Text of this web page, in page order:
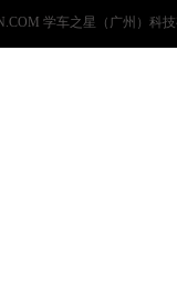
学车之星（广州）